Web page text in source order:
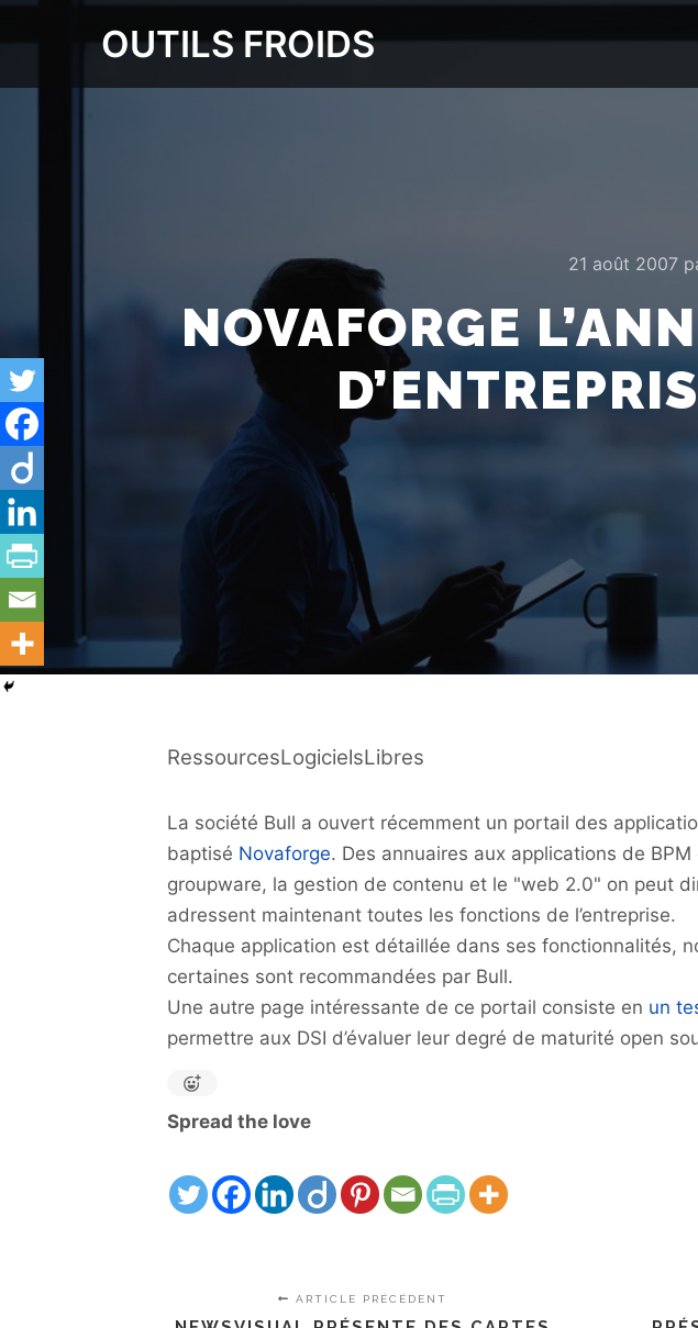
OUTILS FROIDS
21 août 2007
NOVAFORGE
RessourcesLogicielsLibres
La société Bull a ouvert récemment un portail des
baptisé Novaforge. Des annuaires aux applications de
groupware, la gestion de contenu et le "web 2.0" on peut
adressent maintenant toutes les fonctions de l’entreprise.
Chaque application est détaillée dans ses fonctionnalités,
certaines sont recommandées par Bull.
Une autre page intéressante de ce portail consiste en un
permettre aux DSI d’évaluer leur degré de maturité open
Spread the love
ARTICLE PRÉCÉDENT